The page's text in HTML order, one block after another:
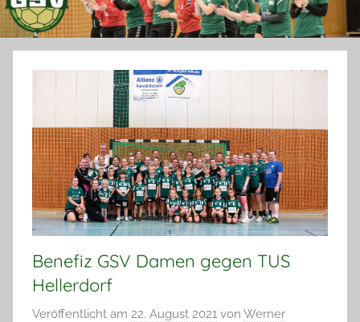
Benefiz GSV Damen gegen TUS
Hellerdorf
Veröffentlicht am 22. August 2021 von Werner